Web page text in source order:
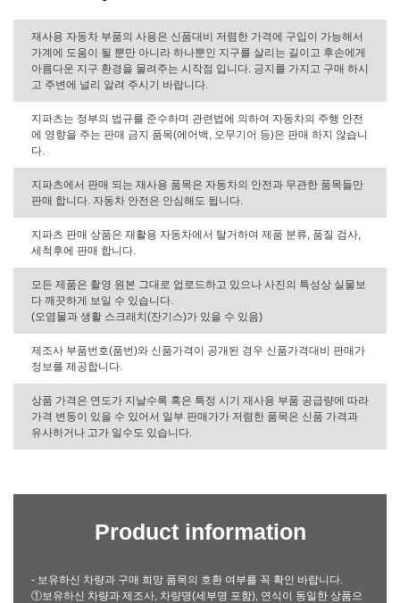
재사용 자동차 부품의 사용은 신품대비 저렴한 가격에 구입이 가능해서
가계에 도움이 될 뿐만 아니라 하나뿐인 지구를 살리는 길이고 후손에게
아름다운 지구 환경을 물려주는 시작점 입니다. 긍지를 가지고 구매 하시
고 주변에 널리 알려 주시기 바랍니다.
지파츠는 정부의 법규를 준수하며 관련법에 의하여 자동차의 주행 안전
에 영향을 주는 판매 금지 품목(에어백, 오무기어 등)은 판매 하지 않습니
다.
지파츠에서 판매 되는 재사용 품목은 자동차의 안전과 무관한 품목들만
판매 합니다. 자동차 안전은 안심해도 됩니다.
지파츠 판매 상품은 재활용 자동차에서 탈거하여 제품 분류, 품질 검사,
세척후에 판매 합니다.
모든 제품은 촬영 원본 그대로 업로드하고 있으나 사진의 특성상 실물보
다 깨끗하게 보일 수 있습니다.
(오염물과 생활 스크래치(잔기스)가 있을 수 있음)
제조사 부품번호(품번)와 신품가격이 공개된 경우 신품가격대비 판매가
정보를 제공합니다.
상품 가격은 연도가 지날수록 혹은 특정 시기 재사용 부품 공급량에 따라
가격 변동이 있을 수 있어서 일부 판매가가 저렴한 품목은 신품 가격과
유사하거나 고가 일수도 있습니다.
Product information
- 보유하신 차량과 구매 희망 품목의 호환 여부를 꼭 확인 바랍니다.
①보유하신 차량과 제조사, 차량명(세부명 포함), 연식이 동일한 상품으